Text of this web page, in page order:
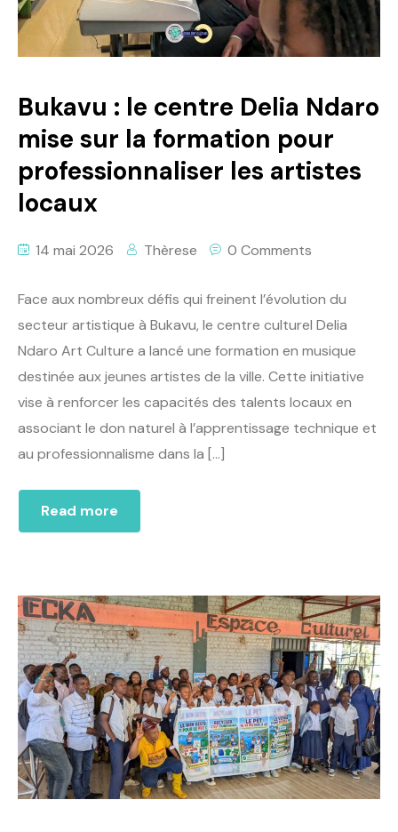
Bukavu : le centre Delia Ndaro
mise sur la formation pour
professionnaliser les artistes
locaux
14 mai 2026 Thèrese 0 Comments
Face aux nombreux défis qui freinent l’évolution du
secteur artistique à Bukavu, le centre culturel Delia
Ndaro Art Culture a lancé une formation en musique
destinée aux jeunes artistes de la ville. Cette initiative
vise à renforcer les capacités des talents locaux en
associant le don naturel à l’apprentissage technique et
au professionnalisme dans la […]
Read more